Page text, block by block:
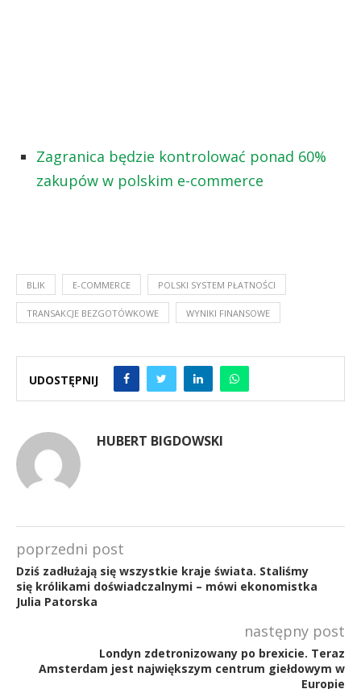
Zagranica będzie kontrolować ponad 60%
zakupów w polskim e-commerce
BLIK E-COMMERCE POLSKI SYSTEM PŁATNOŚCI
TRANSAKCJE BEZGOTÓWKOWE WYNIKI FINANSOWE
UDOSTĘPNIJ
HUBERT BIGDOWSKI
poprzedni post
Dziś zadłużają się wszystkie kraje świata. Staliśmy
się królikami doświadczalnymi – mówi ekonomistka
Julia Patorska
następny post
Londyn zdetronizowany po brexicie. Teraz
Amsterdam jest największym centrum giełdowym w
Europie